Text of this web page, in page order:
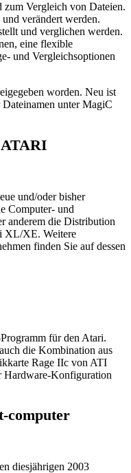
zum Vergleich von Dateien.
verändert werden.
und verglichen werden.
eine flexible
und Vergleichsoptionen
worden. Neu ist
unter MagiC
und/oder bisher
Computer- und
anderem die Distribution
XL/XE. Weitere
finden Sie auf dessen
für den Atari.
die Kombination aus
Rage IIc von ATI
Hardware-Konfiguration
computer
diesjährigen 2003